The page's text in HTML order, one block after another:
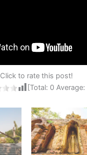
Click to rate this post!
[Total: 0 Average: